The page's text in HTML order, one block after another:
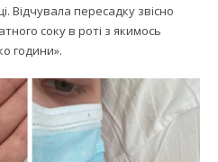
Відчувала пересадку звісно
соку в роті з якимось
години».